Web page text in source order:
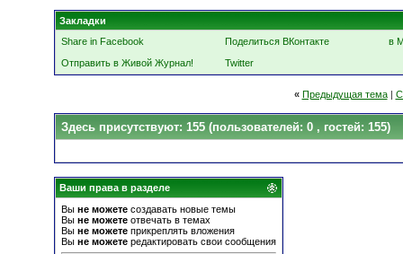
Закладки
Share in Facebook
Поделиться ВКонтакте
в
Отправить в Живой Журнал!
Twitter
« Предыдущая тема|
Здесь присутствуют: 155 (пользователей: 0 , гостей: 155)
Ваши права в разделе
Вы не можете создавать новые темы
Вы не можете отвечать в темах
Вы не можете прикреплять вложения
Вы не можете редактировать свои сообщения